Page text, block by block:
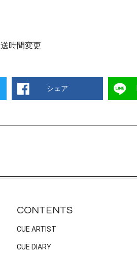
時間変更
シェア
CONTENTS
CUE ARTIST
CUE DIARY